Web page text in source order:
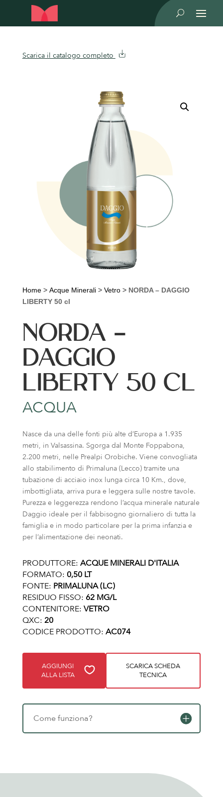
U
Scarica il catalogo completo
Home> Acque Minerali> Vetro> NORDA – DAGGIO
LIBERTY 50 cl
NORDA –
DAGGIO
LIBERTY 50 CL
ACQUA
Nasce da una delle fonti più alte d’Europa a 1.935
metri, in Valsassina. Sgorga dal Monte Foppabona,
2.200 metri, nelle Prealpi Orobiche. Viene convogliata
allo stabilimento di Primaluna (Lecco) tramite una
tubazione di acciaio inox lunga circa 10 Km., dove,
imbottigliata, arriva pura e leggera sulle nostre tavole.
Purezza e leggerezza rendono l’acqua minerale naturale
Daggio ideale per il fabbisogno giornaliero di tutta la
famiglia e in modo particolare per la prima infanzia e
per l’alimentazione dei neonati.
PRODUTTORE: ACQUE MINERALI D'ITALIA
FORMATO: 0,50 LT
FONTE: PRIMALUNA (LC)
RESIDUO FISSO: 62 MG/L
CONTENITORE: VETRO
QXC: 20
CODICE PRODOTTO: AC074
AGGIUNGI
ALLA LISTA
SCARICA SCHEDA
TECNICA
Come funziona?